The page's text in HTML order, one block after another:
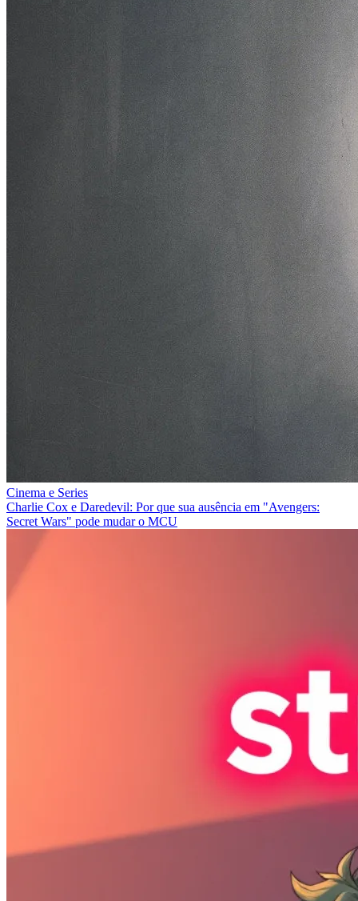
Cinema e Series
Charlie Cox e Daredevil: Por que sua ausência em "Avengers:
Secret Wars" pode mudar o MCU